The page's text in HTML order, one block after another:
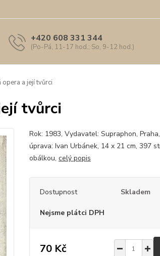
+420 608 331 344
(Po-Pá, 11-17 hod.; So, 9-12 hod.)
opera a její tvůrci
tvůrci
Rok: 1983, Vydavatel: Supraphon,
úprava: Ivan Urbánek, 14 x 21 cm, 397
obálkou, celý popis
Dostupnost Skladem
Nejsme plátci DPH
70 Kč